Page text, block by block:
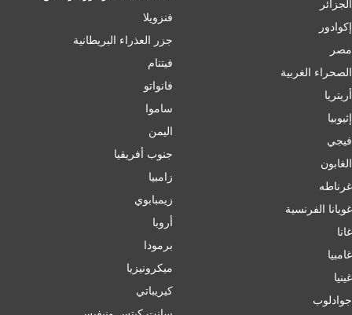
الجزائر
إكوادور
مصر
الصحراء الغربية
أريتريا
إثيوبيا
فيجي
الغابون
غرناطه
غويانا الفرنسية
غانا
غامبيا
غينيا
جوادلوب
فنزويلا
جزر العذراء البريطانية
فيتنام
فانواتو
ساموا
اليمن
جنوب أفريقيا
زامبيا
زيمبابوي
أروبا
برمودا
ميكرونيزيا
كيريباتي